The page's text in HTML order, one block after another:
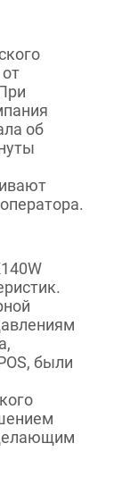
об
были